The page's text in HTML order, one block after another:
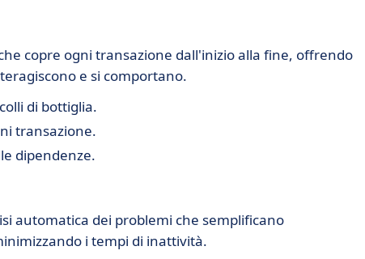
copre ogni transazione dall'inizio alla fine, offrendo
e si comportano.
di bottiglia.
transazione.
dipendenze.
automatica dei problemi che semplificano
i tempi di inattività.